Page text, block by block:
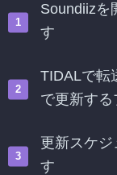
Soundiizを
す
TIDALで転
で更新す
更新スケ
す